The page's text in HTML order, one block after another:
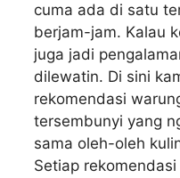
cuma ada di satu
berjam-jam. Kalau
juga jadi
dilewatin. Di sini
rekomendasi
tersembunyi yang
sama oleh-oleh
Setiap